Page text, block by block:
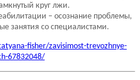
круг лжи.
– осознание проблемы,
занятия со специалистами.
fisher/zavisimost-trevozhnye-
67832048/